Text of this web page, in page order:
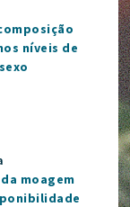
níveis de
moagem